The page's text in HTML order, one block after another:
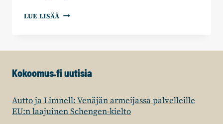
LUE LISÄÄ MATIAS
YLLÄPITÄÄ
KOKONAISVEROASTETTA
Kokoomus.fi uutisia
Autto ja Limnell: Venäjän armeijassa palvelleille
EU:n laajuinen Schengen-kielto